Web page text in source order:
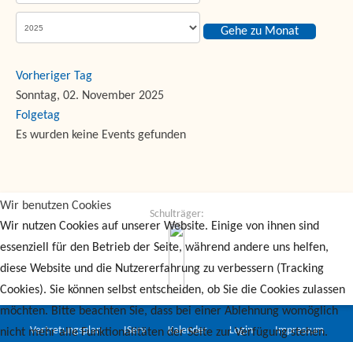
Gehe zu Monat
Vorheriger Tag
Sonntag, 02. November 2025
Folgetag
Es wurden keine Events gefunden
Schulträger:
Vertretungsplan IServ Kalender Login Impressum
Wir benutzen Cookies
Wir nutzen Cookies auf unserer Website. Einige von ihnen sind
essenziell für den Betrieb der Seite, während andere uns helfen,
diese Website und die Nutzererfahrung zu verbessern (Tracking
Cookies). Sie können selbst entscheiden, ob Sie die Cookies zulassen
möchten. Bitte beachten Sie, dass bei einer Ablehnung womöglich
nicht mehr alle Funktionalitäten der Seite zur Verfügung stehen.